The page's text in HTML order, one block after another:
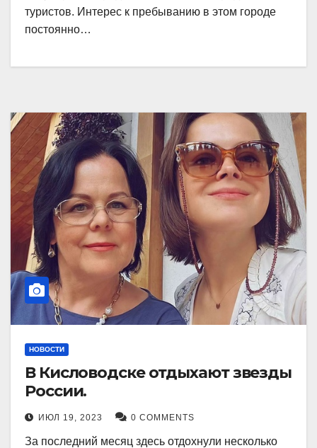
туристов. Интерес к пребыванию в этом городе
постоянно…
НОВОСТИ
В Кисловодске отдыхают звезды
России.
ИЮЛ 19, 2023 0 COMMENTS
За последний месяц здесь отдохнули несколько